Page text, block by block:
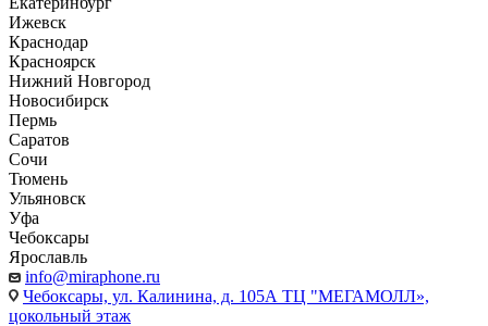
Ижевск
Краснодар
Красноярск
Нижний Новгород
Новосибирск
Пермь
Саратов
Сочи
Тюмень
Ульяновск
Уфа
Чебоксары
Ярославль
info@miraphone.ru
Чебоксары, ул. Калинина, д. 105А ТЦ "МЕГАМОЛЛ»,
цокольный этаж